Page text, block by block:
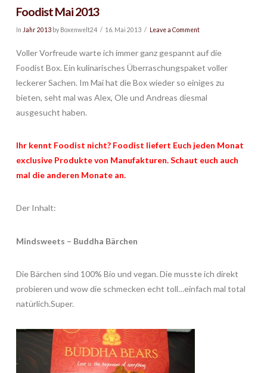
Foodist Mai 2013
In Jahr 2013by Boxenwelt24 16. Mai 2013 Leave a Comment
Voller Vorfreude warte ich immer ganz gespannt auf die
Foodist Box. Ein kulinarisches Überraschungspaket voller
leckerer Sachen. Im Mai hat die Box wieder so einiges zu
bieten, seht mal was Alex, Ole und Andreas diesmal
ausgesucht haben.
Ihr kennt Foodist nicht? Foodist liefert Euch jeden Monat
exclusive Produkte von Manufakturen. Schaut euch auch
mal die anderen Monate an.
Der Inhalt:
Mindsweets – Buddha Bärchen
Die Bärchen sind 100% Bio und vegan. Die musste ich direkt
probieren und wow die schmecken echt toll…einfach mal total
natürlich.Super.